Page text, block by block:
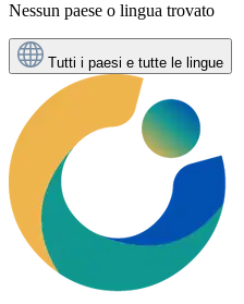
Nessun paese o lingua trovato
Tutti i paesi e tutte le lingue